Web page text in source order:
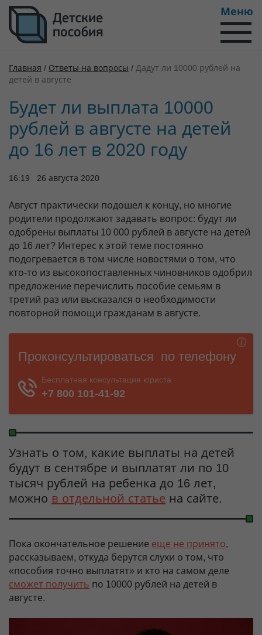
Меню
Главная / Ответы на вопросы / Дадут ли 10000 рублей на
детей в августе
Будет ли выплата 10000
рублей в августе на детей
до 16 лет в 2020 году
16:19 26 августа 2020
Август практически подошел к концу, но многие
родители продолжают задавать вопрос: будут ли
одобрены выплаты 10 000 рублей в августе на детей
до 16 лет? Интерес к этой теме постоянно
подогревается в том числе новостями о том, что
кто-то из высокопоставленных чиновников одобрил
предложение перечислить пособие семьям в
третий раз или высказался о необходимости
повторной помощи гражданам в августе.
Узнать о том, какие выплаты на детей
будут в сентябре и выплатят ли по 10
тысяч рублей на ребенка до 16 лет,
можно в отдельной статье на сайте.
Пока окончательное решение еще не принято,
рассказываем, откуда берутся слухи о том, что
«пособия точно выплатят» и кто на самом деле
сможет получить по 10000 рублей на детей в
августе.